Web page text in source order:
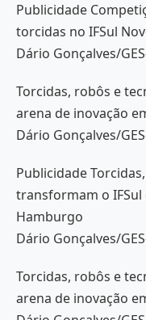
Publicidade
torcidas no IFSul
Dário Gonçalves/
Torcidas, robôs e
arena de inovação
Dário Gonçalves/
Publicidade
transformam o IFSul
Hamburgo
Dário Gonçalves/
Torcidas, robôs e
arena de inovação